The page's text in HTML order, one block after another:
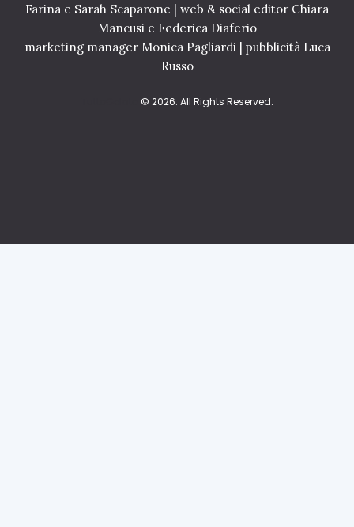
Farina e Sarah Scaparone | web & social editor Chiara
Mancusi e Federica Diaferio
marketing manager Monica Pagliardi | pubblicità Luca
Russo
© 2026. All Rights Reserved.